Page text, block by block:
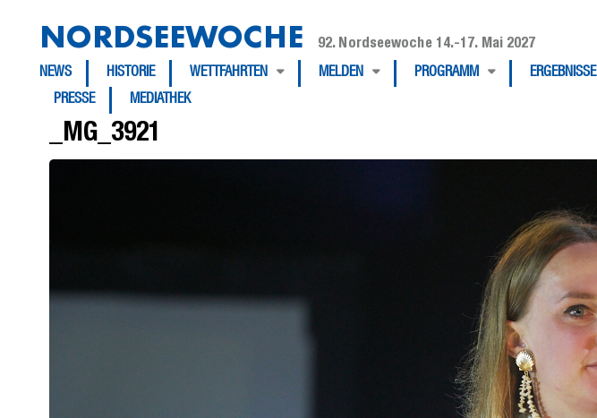
NORDSEEWOCHE
92. Nordseewoche 14.-17. Mai 2027
NEWS
HISTORIE WETTFAHRTEN MELDEN PROGRAMM ERGEBNISSE
PRESSE
MEDIATHEK
_MG_3921